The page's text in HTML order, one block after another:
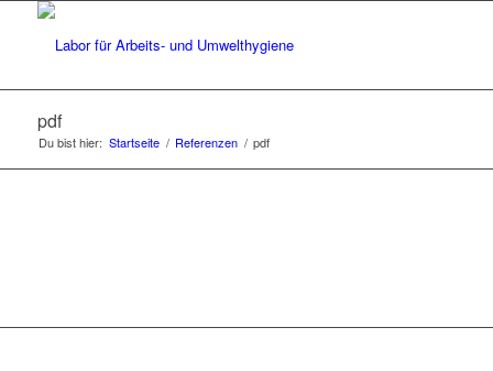
pdf
Du bist hier: Startseite / Referenzen / pdf